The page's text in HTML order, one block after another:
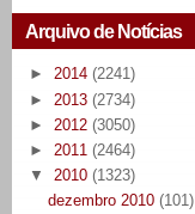
Arquivo de Notícias
► 2014 (2241)
► 2013 (2734)
► 2012 (3050)
► 2011 (2464)
▼ 2010 (1323)
dezembro 2010 (101)